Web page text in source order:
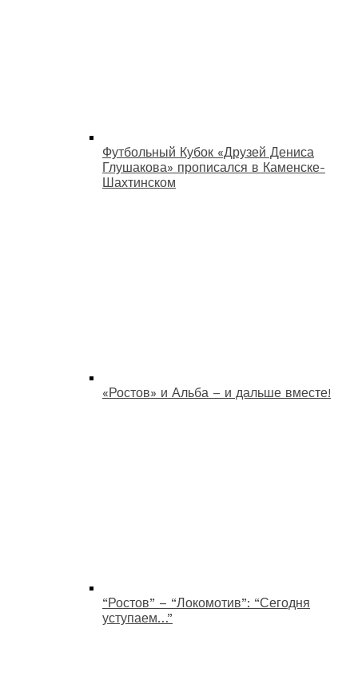
Футбольный Кубок «Друзей Дениса
Глушакова» прописался в Каменске-
Шахтинском
«Ростов» и Альба – и дальше вместе!
“Ростов” – “Локомотив”: “Сегодня
уступаем…”